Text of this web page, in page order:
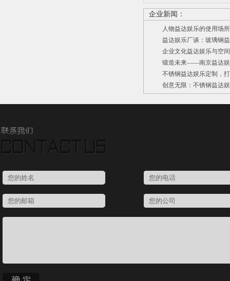
企业新闻：
人物益达娱乐的使用场
益达娱乐厂谈：玻璃钢
企业文化益达娱乐与空
锻造未来——南京益达娱
不锈钢益达娱乐定制，
创意无限：不锈钢益达